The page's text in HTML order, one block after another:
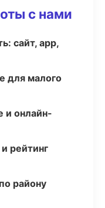
с нами
сайт, app,
для малого
и онлайн-
рейтинг
району